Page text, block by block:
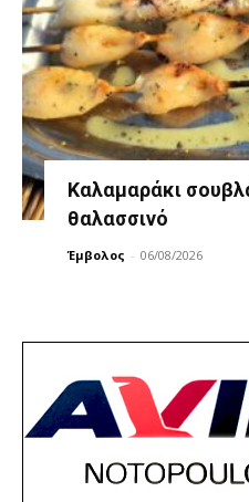
Καλαμαράκι
θαλασσινό
Έμβολος - 06/08/2026